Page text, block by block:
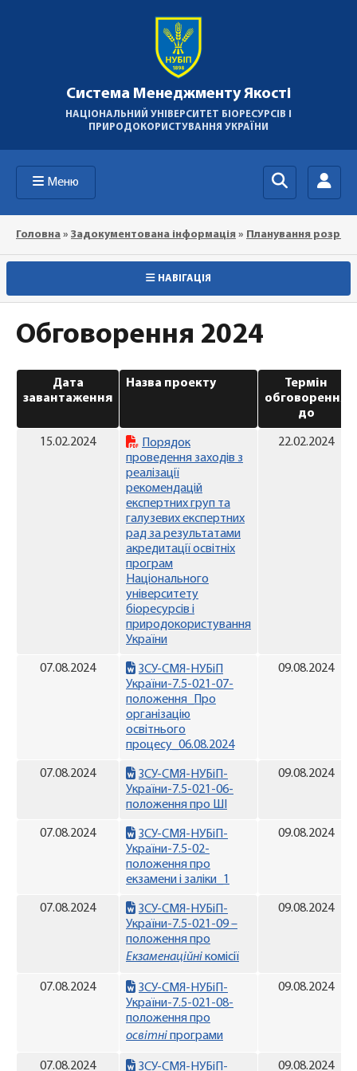
Система Менеджменту Якості
НАЦІОНАЛЬНИЙ УНІВЕРСИТЕТ БІОРЕСУРСІВ І
ПРИРОДОКОРИСТУВАННЯ УКРАЇНИ
Меню
Головна » Задокументована інформація » Планування
НАВІГАЦІЯ
Обговорення 2024
Дата
завантаження
Назва проекту
Термін
обговорення
до
15.02.2024
Порядок
проведення заходів з
реалізації
рекомендацій
експертних груп та
галузевих експертних
рад за результатами
акредитації освітніх
програм
Національного
університету
біоресурсів і
природокористування
України
22.02.2024
07.08.2024
ЗСУ-СМЯ-НУБіП
України-7.5-021-07-
положення_Про
організацію
освітнього
процесу_06.08.2024
09.08.2024
07.08.2024
ЗСУ-СМЯ-НУБіП-
України-7.5-021-06-
положення про ШІ
09.08.2024
07.08.2024
ЗСУ-СМЯ-НУБіП-
України-7.5-02-
положення про
екзамени і заліки_1
09.08.2024
07.08.2024
ЗСУ-СМЯ-НУБіП-
України-7.5-021-09 –
положення про
Екзаменаційнікомісії
09.08.2024
07.08.2024
ЗСУ-СМЯ-НУБіП-
України-7.5-021-08-
положення про
освітніпрограми
09.08.2024
07.08.2024 ЗСУ-СМЯ-НУБіП- 09.08.2024